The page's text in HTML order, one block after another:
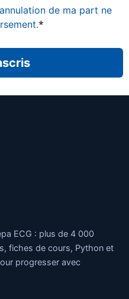
de ma part ne
*
ECG : plus de 4 000
fiches de cours, Python et
progresser avec